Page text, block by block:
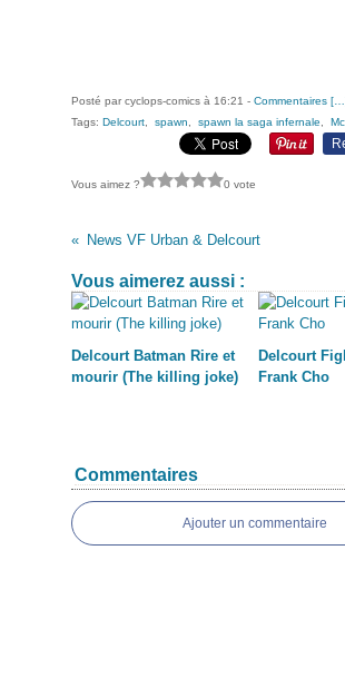
Posté par cyclops-comics à 16:21 - Commentaires [
Tags: Delcourt spawn spawn la saga infernale
Vous aimez ? 0 vote
News VF Urban & Delcourt
Vous aimerez aussi :
Delcourt Batman Rire et
mourir (The killing joke)
Delcourt
Frank Cho
Commentaires
Ajouter un commentaire